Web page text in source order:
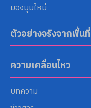
มองมุมใหม่
ตัวอย่างจริงจากพื้นที่
ความเคลื่อนไหว
บทความ